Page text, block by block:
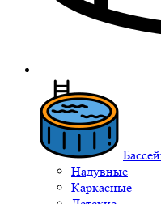
Надувные
Каркасные